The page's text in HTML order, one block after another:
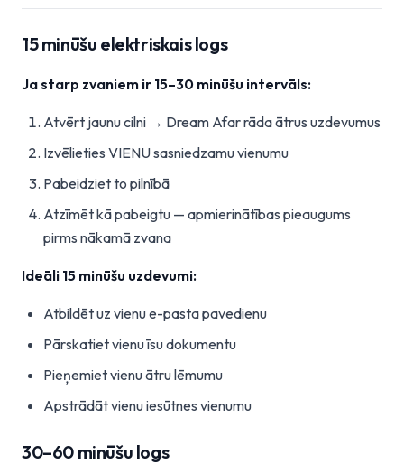
15 minūšu elektriskais logs
Ja starp zvaniem ir 15–30 minūšu intervāls:
Atvērt jaunu cilni → Dream Afar rāda ātrus uzdevumus
Izvēlieties VIENU sasniedzamu vienumu
Pabeidziet to pilnībā
Atzīmēt kā pabeigtu — apmierinātības pieaugums
pirms nākamā zvana
Ideāli 15 minūšu uzdevumi:
Atbildēt uz vienu e-pasta pavedienu
Pārskatiet vienu īsu dokumentu
Pieņemiet vienu ātru lēmumu
Apstrādāt vienu iesūtnes vienumu
30–60 minūšu logs